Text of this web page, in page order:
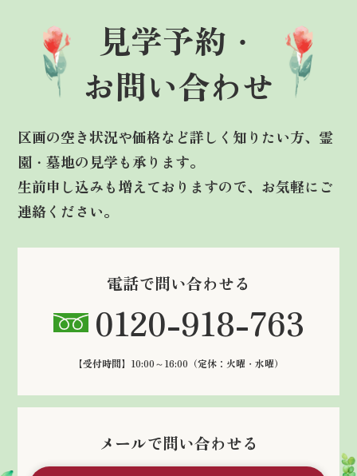
見学予約・
お問い合わせ
区画の空き状況や価格など詳しく知りたい方、霊
園・墓地の見学も承ります。
生前申し込みも増えておりますので、お気軽にご
連絡ください。
電話で問い合わせる
0120-918-763
【受付時間】10:00～16:00 （定休：火曜・水曜）
メールで問い合わせる